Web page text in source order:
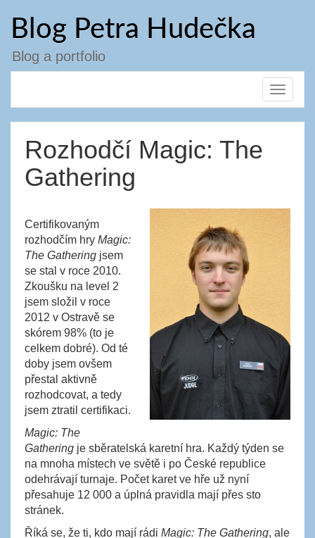
obsahu
webu
Blog Petra Hudečka
Blog a portfolio
Toggle
Rozhodčí Magic: The
Gathering
Certifikovaným
rozhodčím hry Magic:
The Gathering jsem
se stal v roce 2010.
Zkoušku na level 2
jsem složil v roce
2012 v Ostravě se
skórem 98% (to je
celkem dobré). Od té
doby jsem ovšem
přestal aktivně
rozhodcovat, a tedy
jsem ztratil certifikaci.
Magic: The
Gathering je sběratelská karetní hra. Každý týden se
na mnoha místech ve světě i po České republice
odehrávají turnaje. Počet karet ve hře už nyní
přesahuje 12 000 a úplná pravidla mají přes sto
stránek.
Říká se, že ti, kdo mají rádi Magic: The Gathering, ale